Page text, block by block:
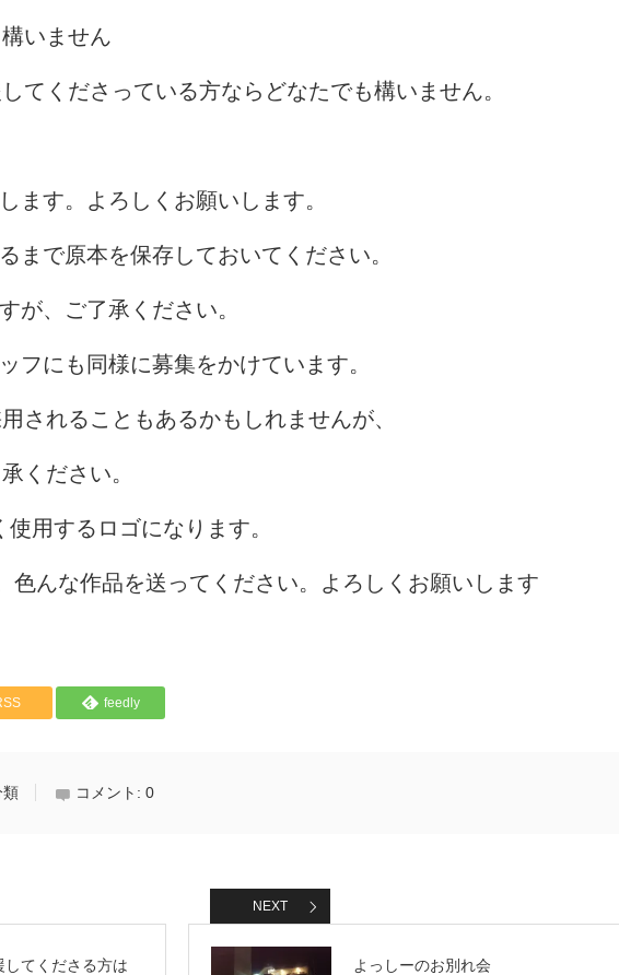
いません
てくださっている方ならどなたでも構いません。
ます。よろしくお願いします。
まで原本を保存しておいてください。
が、ご了承ください。
フにも同様に募集をかけています。
されることもあるかもしれませんが、
ください。
用するロゴになります。
色んな作品を送ってください。よろしくお願いします
feedly
類 コメント: 0
てくださる方は
NEXT
よっしーのお別れ会